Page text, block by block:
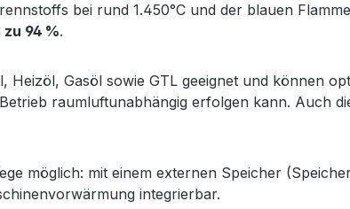
bei rund 1.450°C und der blauen
94 %.
Heizöl, Gasöl sowie GTL geeignet und können
raumluftunabhängig erfolgen kann. Auch
möglich: mit einem externen Speicher
integrierbar.